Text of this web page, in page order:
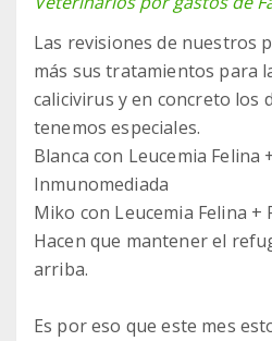
Las revisiones de nuestros
más sus tratamientos para
calicivirus y en concreto los
tenemos especiales.
Blanca con Leucemia Felina
Inmunomediada
Miko con Leucemia Felina +
Hacen que mantener el
arriba.
Es por eso que este mes